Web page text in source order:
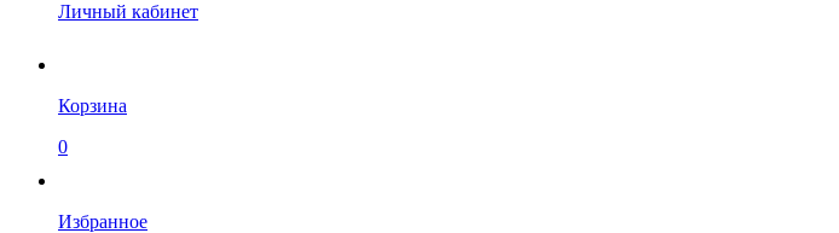
Личный кабинет
Корзина
0
Избранное